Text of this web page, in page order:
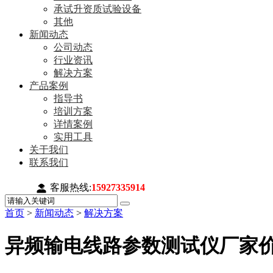
承试升资质试验设备
其他
新闻动态
公司动态
行业资讯
解决方案
产品案例
指导书
培训方案
详情案例
实用工具
关于我们
联系我们
客服热线:15927335914
首页 > 新闻动态 > 解决方案
异频输电线路参数测试仪厂家